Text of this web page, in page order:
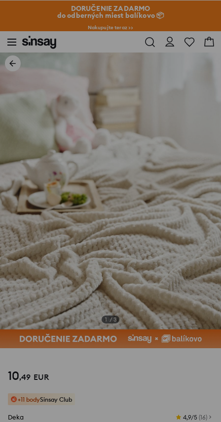
DORUČENIE ZADARMO
do odberných miest balíkovo 📦
Nakupujte teraz >>
1 / 3
10,49 EUR
+11 bodySinsay Club
Deka 4,9/5 (16)